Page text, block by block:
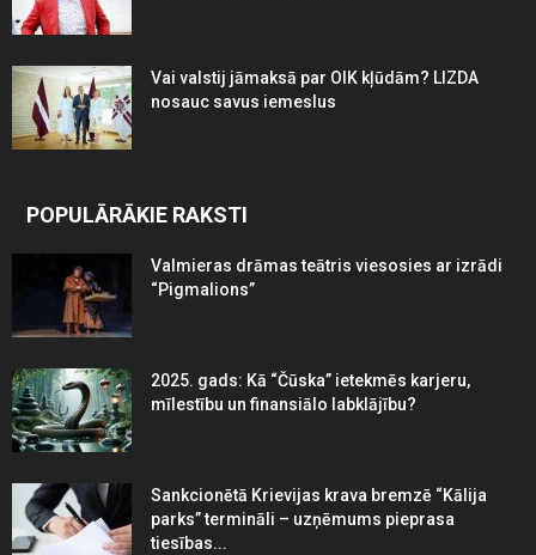
Vai valstij jāmaksā par OIK kļūdām? LIZDA
nosauc savus iemeslus
POPULĀRĀKIE RAKSTI
Valmieras drāmas teātris viesosies ar izrādi
“Pigmalions”
2025. gads: Kā “Čūska” ietekmēs karjeru,
mīlestību un finansiālo labklājību?
Sankcionētā Krievijas krava bremzē “Kālija
parks” termināli – uzņēmums pieprasa
tiesības...